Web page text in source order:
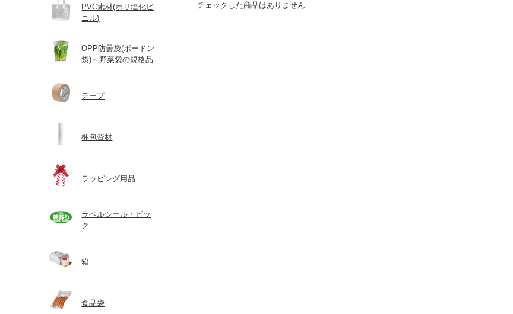
PVC素材(ポリ塩化ビ
ニル)
OPP防曇袋(ボードン
袋)～野菜袋の規格品
テープ
梱包資材
ラッピング用品
ラベルシール・ピッ
ク
箱
食品袋
チェックした商品はありません